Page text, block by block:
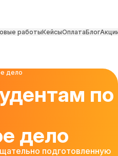
работыКейсыОплатаБлог
дело
по
дело
подготовленную